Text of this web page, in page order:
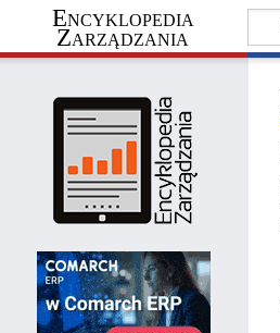
Encyklopedia
Zarządzania